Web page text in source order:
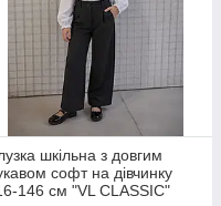
шкільна з довгим
софт на дівчинку
146 см "VL CLASSIC"